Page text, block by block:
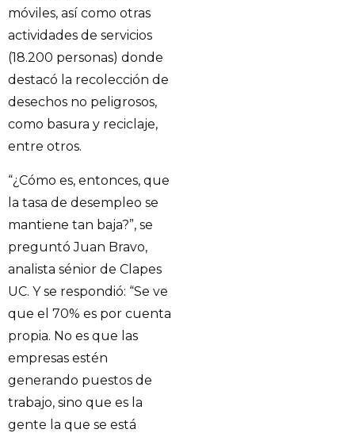
móviles, así como otras
actividades de servicios
(18.200 personas) donde
destacó la recolección de
desechos no peligrosos,
como basura y reciclaje,
entre otros.
“¿Cómo es, entonces, que
la tasa de desempleo se
mantiene tan baja?”, se
preguntó Juan Bravo,
analista sénior de Clapes
UC. Y se respondió: “Se ve
que el 70% es por cuenta
propia. No es que las
empresas estén
generando puestos de
trabajo, sino que es la
gente la que se está